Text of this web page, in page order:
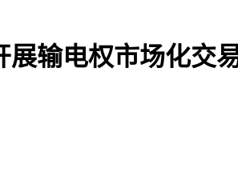
输电权市场化交